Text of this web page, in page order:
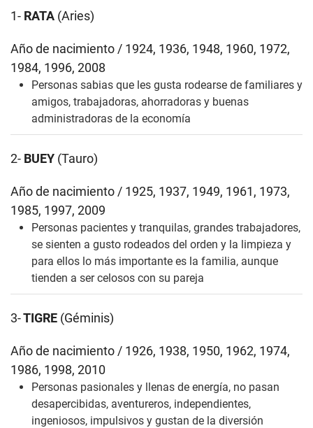
1- RATA (Aries)
Año de nacimiento / 1924, 1936, 1948, 1960, 1972,
1984, 1996, 2008
Personas sabias que les gusta rodearse de familiares y
amigos, trabajadoras, ahorradoras y buenas
administradoras de la economía
2- BUEY (Tauro)
Año de nacimiento / 1925, 1937, 1949, 1961, 1973,
1985, 1997, 2009
Personas pacientes y tranquilas, grandes trabajadores,
se sienten a gusto rodeados del orden y la limpieza y
para ellos lo más importante es la familia, aunque
tienden a ser celosos con su pareja
3-TIGRE (Géminis)
Año de nacimiento / 1926, 1938, 1950, 1962, 1974,
1986, 1998, 2010
Personas pasionales y llenas de energía, no pasan
desapercibidas, aventureros, independientes,
ingeniosos, impulsivos y gustan de la diversión